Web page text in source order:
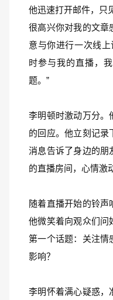
他迅速打开邮件，只
很高兴你对我的文章
意与你进行一次线
时参与我的直播，
题。”
李明顿时激动万分。
的回应。他立刻记录
消息告诉了身边的朋
的直播房间，心情激
随着直播开始的铃声
他微笑着向观众们问
第一个话题：关注情
影响？
李明怀着满心疑惑，